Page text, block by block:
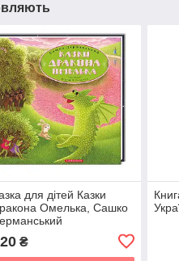
для дітей Казки
Омелька, Сашко
₴